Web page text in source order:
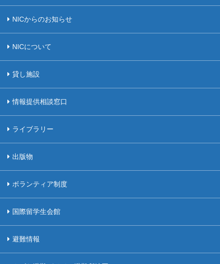
NICからのお知らせ
NICについて
貸し施設
情報提供相談窓口
ライブラリー
出版物
ボランティア制度
国際留学生会館
避難情報